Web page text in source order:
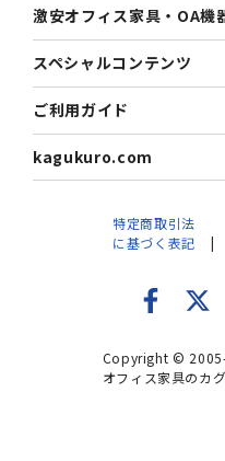
激安オフィス家具・OA機
スペシャルコンテンツ
ご利用ガイド
kagukuro.com
Copyright ©
オフィス家具のカ
特定商取引法
に基づく表記